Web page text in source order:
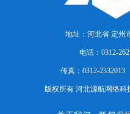
地址：河北省 定州
电话：0312-
传真：0312-2332013
版权所有 河北源航网络科